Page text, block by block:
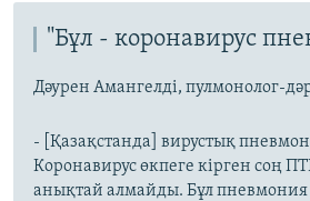
"Бұл - коронавирус
Дәурен Амангелді, пулмонолог-
- [Қазақстанда] вирустық
Коронавирус өкпеге кірген соң
анықтай алмайды. Бұл пневмония